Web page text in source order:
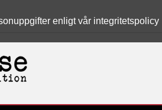
enligt vår integritetspolicy